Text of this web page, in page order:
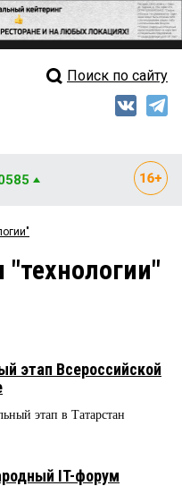
Свежий выпуск
Мнения
Рейтинги
Поиск по сайту
этап Всероссийской
этап в Татарстан
IT-форум